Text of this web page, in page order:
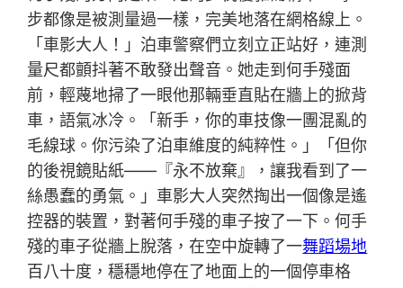
步都像是被測量過一樣，完美地落在網格線上。
「車影大人！」泊車警察們立刻立正站好，連測
量尺都顫抖著不敢發出聲音。她走到何手殘面
前，輕蔑地掃了一眼他那輛垂直貼在牆上的掀背
車，語氣冰冷。「新手，你的車技像一團混亂的
毛線球。你污染了泊車維度的純粹性。」「但你
的後視鏡貼紙——『永不放棄』，讓我看到了一
絲愚蠢的勇氣。」車影大人突然掏出一個像是遙
控器的裝置，對著何手殘的車子按了一下。何手
殘的車子從牆上脫落，在空中旋轉了一舞蹈場地
百八十度，穩穩地停在了地面上的一個停車格